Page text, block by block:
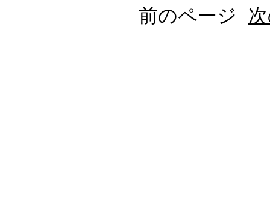
前のページ